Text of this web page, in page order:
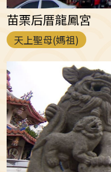
苗栗后厝龍鳳宮
天上聖母(媽祖)